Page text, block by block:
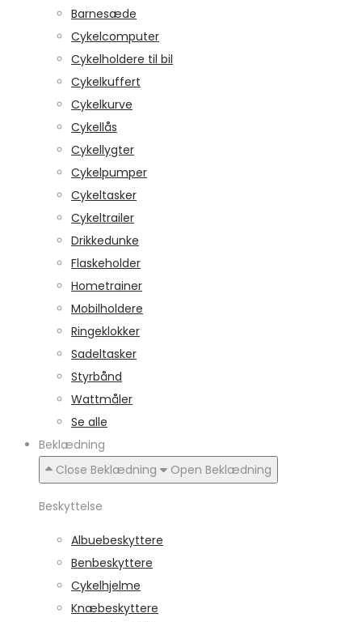
Barnesæde
Cykelcomputer
Cykelholdere til bil
Cykelkuffert
Cykelkurve
Cykellås
Cykellygter
Cykelpumper
Cykeltasker
Cykeltrailer
Drikkedunke
Flaskeholder
Hometrainer
Mobilholdere
Ringeklokker
Sadeltasker
Styrbånd
Wattmåler
Se alle
Beklædning
Close Beklædning
Open Beklædning
Beskyttelse
Albuebeskyttere
Benbeskyttere
Cykelhjelme
Knæbeskyttere